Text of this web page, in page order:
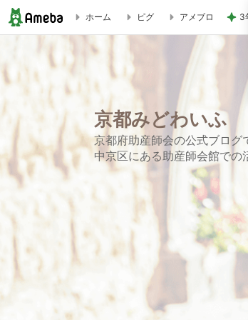
京都みどわいふ
ホーム ピグ アメブロ 3
京都みどわいふ
京都府助産師会の公式ブログ
中京区にある助産師会館での